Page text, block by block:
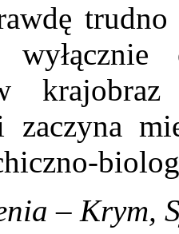
trudno
krajobraz
zaczyna
– Krym,